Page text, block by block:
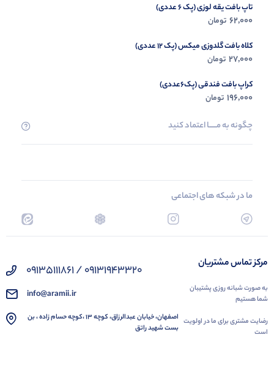
تاپ بافت یقه لوزی (پک 6 عددی)
62,000 تومان
کلاه بافت گلدوزی میکس (پک 12 عددی)
27,000 تومان
کراپ بافت فندقی (پک6عددی)
196,000 تومان
چگونه به مــــــا اعتماد کنید
ما در شبکه های اجتماعی
مرکز تماس مشتریان
به صورت شبانه روزی پشتیبان
شما هستیم
رضایت مشتری برای ما در اولویت
است
09131943320 / 09135111861
info@aramii.ir
اصفهان، خیابان عبدالرزاق، کوچه 13 ،کوچه حسام زاده ، بن
بست شهید راتق